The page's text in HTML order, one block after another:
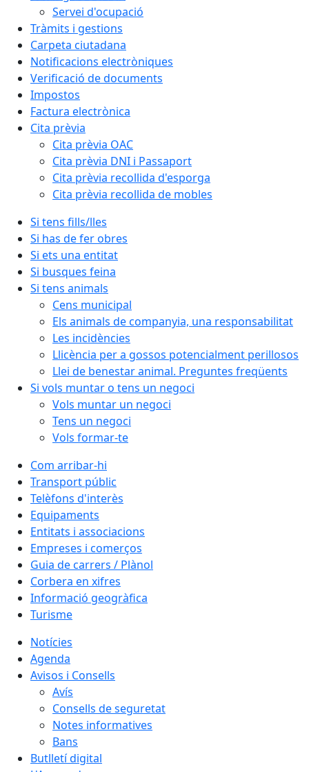
Servei d'ocupació
Tràmits i gestions
Carpeta ciutadana
Notificacions electròniques
Verificació de documents
Impostos
Factura electrònica
Cita prèvia
Cita prèvia OAC
Cita prèvia DNI i Passaport
Cita prèvia recollida d'esporga
Cita prèvia recollida de mobles
Si tens fills/lles
Si has de fer obres
Si ets una entitat
Si busques feina
Si tens animals
Cens municipal
Els animals de companyia, una responsabilitat
Les incidències
Llicència per a gossos potencialment perillosos
Llei de benestar animal. Preguntes freqüents
Si vols muntar o tens un negoci
Vols muntar un negoci
Tens un negoci
Vols formar-te
Com arribar-hi
Transport públic
Telèfons d'interès
Equipaments
Entitats i associacions
Empreses i comerços
Guia de carrers / Plànol
Corbera en xifres
Informació geogràfica
Turisme
Notícies
Agenda
Avisos i Consells
Avís
Consells de seguretat
Notes informatives
Bans
Butlletí digital